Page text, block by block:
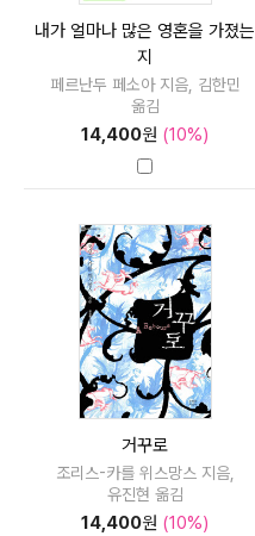
내가 얼마나 많은 영혼을 가졌는
지
페르난두 페소아 지음, 김한민
옮김
14,400원 (10%)
거꾸로
조리스-카를 위스망스 지음,
유진현 옮김
14,400원 (10%)